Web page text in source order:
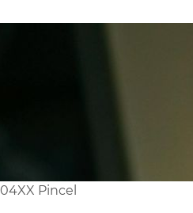
04XX Pincel